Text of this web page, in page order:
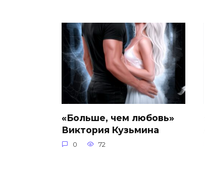
«Больше, чем любовь»
Виктория Кузьмина
0 72